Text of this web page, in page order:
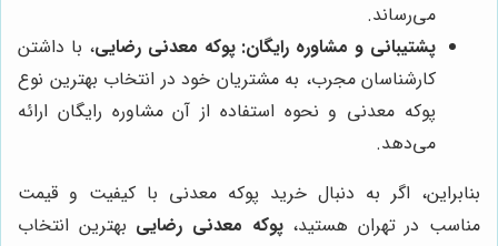
می‌رساند.
پشتیبانی و مشاوره رایگان: پوکه معدنی رضایی، با داشتن
کارشناسان مجرب، به مشتریان خود در انتخاب بهترین نوع
پوکه معدنی و نحوه استفاده از آن مشاوره رایگان ارائه
می‌دهد.
بنابراین، اگر به دنبال خرید پوکه معدنی با کیفیت و قیمت
مناسب در تهران هستید،پوکه معدنی رضایی بهترین انتخاب